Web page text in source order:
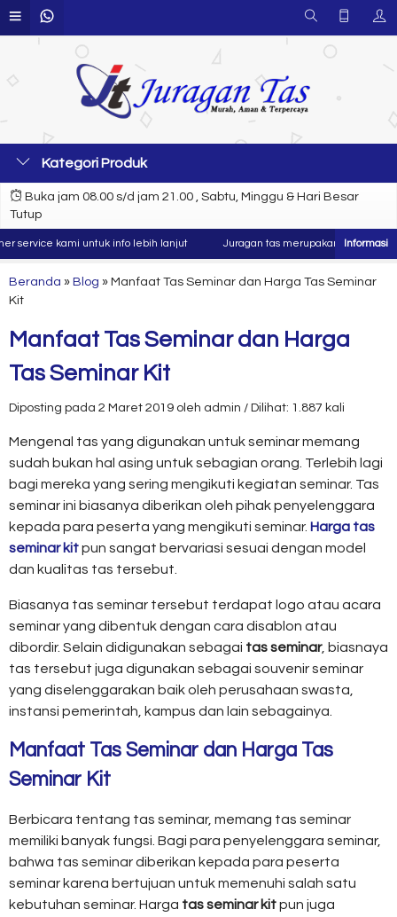
Kategori Produk
Buka jam 08.00 s/d jam 21.00 , Sabtu, Minggu & Hari Besar
Tutup
kami untuk info lebih lanjut Juragan tas merupakan produsen dan
Beranda » Blog » Manfaat Tas Seminar dan Harga Tas Seminar
Kit
Manfaat Tas Seminar dan Harga
Tas Seminar Kit
Diposting pada 2 Maret 2019 oleh admin / Dilihat: 1.887 kali
Mengenal tas yang digunakan untuk seminar memang
sudah bukan hal asing untuk sebagian orang. Terlebih lagi
bagi mereka yang sering mengikuti kegiatan seminar. Tas
seminar ini biasanya diberikan oleh pihak penyelenggara
kepada para peserta yang mengikuti seminar. Harga tas
seminar kitpun sangat bervariasi sesuai dengan model
dan kualitas tas tersebut.
Biasanya tas seminar tersebut terdapat logo atau acara
seminar yang dibentuk dengan cara disablon atau
dibordir. Selain didigunakan sebagai tas seminar, biasnaya
tas tersebut juga digunakan sebagai souvenir seminar
yang diselenggarakan baik oleh perusahaan swasta,
instansi pemerintah, kampus dan lain sebagainya.
Manfaat Tas Seminar dan Harga Tas
Seminar Kit
Berbicara tentang tas seminar, memang tas seminar
memiliki banyak fungsi. Bagi para penyelenggara seminar,
bahwa tas seminar diberikan kepada para peserta
seminar karena bertujuan untuk memenuhi salah satu
kebutuhan seminar. Harga tas seminar kitpun juga